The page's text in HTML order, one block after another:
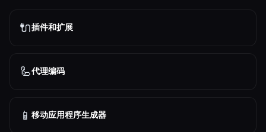
🔌插件和扩展
🦾代理编码
📱 移动应用程序生成器